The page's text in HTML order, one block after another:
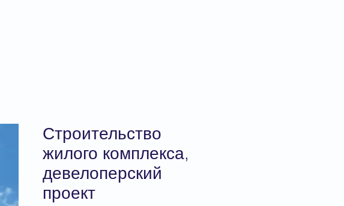
Строительство
жилого комплекса,
девелоперский
проект